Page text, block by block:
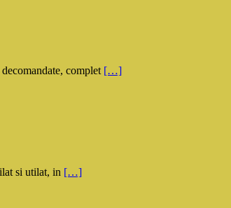
complet […]
si utilat, in […]